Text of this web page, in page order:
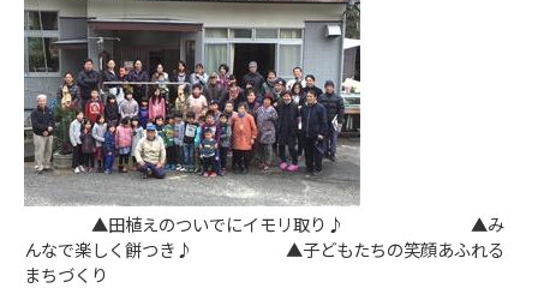
▲田植えのついでにイモリ取り♪ ▲み
んなで楽しく餅つき♪ ▲子どもたちの笑顔あふれる
まちづくり